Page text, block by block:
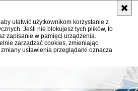
ułatwić użytkownikom korzystanie z
Jeśli nie blokujesz tych plików, to
zapisanie w pamięci urządzenia.
zarządzać cookies, zmieniając
ustawienia przeglądarki oznacza